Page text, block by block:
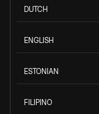
DUTCH
ENGLISH
ESTONIAN
FILIPINO